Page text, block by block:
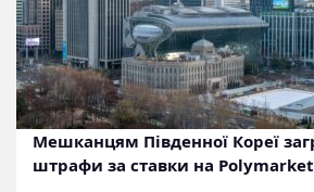
Мешканцям Південної Кореї
штрафи за ставки на Polymarket